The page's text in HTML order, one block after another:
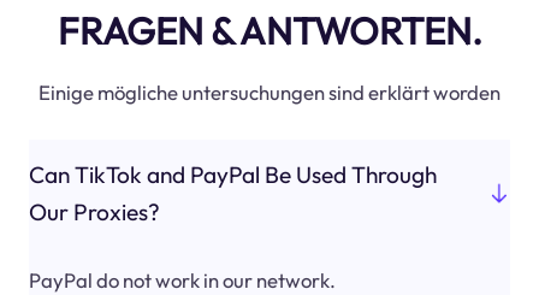
FRAGEN & ANTWORTEN.
Einige mögliche untersuchungen sind erklärt worden
Can TikTok and PayPal Be Used Through
Our Proxies?
PayPal do not work in our network.